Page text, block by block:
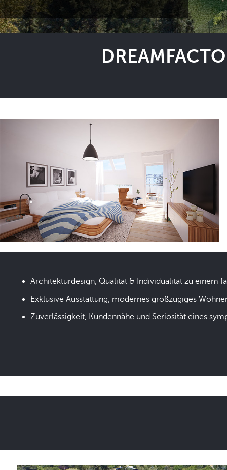
Architekturdesign, Qualität & Individualität zu einem
Exklusive Ausstattung, modernes großzügiges
Zuverlässigkeit, Kundennähe und Seriosität eines